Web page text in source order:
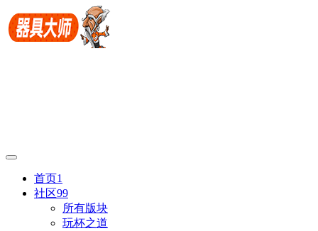
首页1
社区99
所有版块
玩杯之道